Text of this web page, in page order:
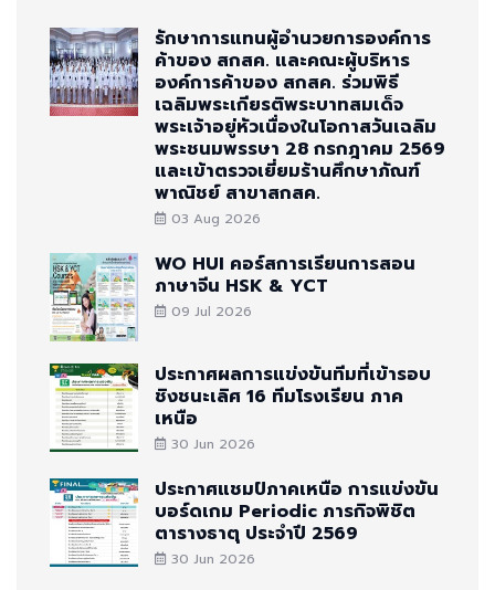
รักษาการแทนผู้อำนวยการองค์การ
ค้าของ สกสค. และคณะผู้บริหาร
องค์การค้าของ สกสค. ร่วมพิธี
เฉลิมพระเกียรติพระบาทสมเด็จ
พระเจ้าอยู่หัวเนื่องในโอกาสวันเฉลิม
พระชนมพรรษา 28 กรกฎาคม 2569
และเข้าตรวจเยี่ยมร้านศึกษาภัณฑ์
พาณิชย์ สาขาสกสค.
03 Aug 2026
WO HUI คอร์สการเรียนการสอน
ภาษาจีน HSK & YCT
09 Jul 2026
ประกาศผลการแข่งขันทีมที่เข้ารอบ
ชิงชนะเลิศ 16 ทีมโรงเรียน ภาค
เหนือ
30 Jun 2026
ประกาศแชมป์ภาคเหนือ การแข่งขัน
บอร์ดเกม Periodic ภารกิจพิชิต
ตารางธาตุ ประจำปี 2569
30 Jun 2026